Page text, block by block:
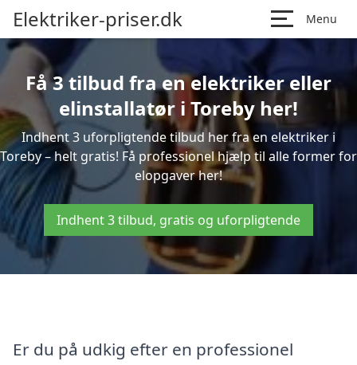
Elektriker-priser.dk Menu
Få 3 tilbud fra en elektriker eller
elinstallatør i Toreby her!
Indhent 3 uforpligtende tilbud her fra en elektriker i
Toreby – helt gratis! Få professionel hjælp til alle former for
elopgaver her!
Indhent 3 tilbud, gratis og uforpligtende
Er du på udkig efter en professionel